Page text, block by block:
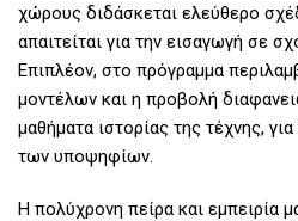
χώρους διδάσκεται ελεύθερο
απαιτείται για την εισαγωγή σε
Επιπλέον, στο πρόγραμμα
μοντέλων και η προβολή
μαθήματα ιστορίας της τέχνης,
των υποψηφίων.
Η πολύχρονη πείρα και εμπειρία